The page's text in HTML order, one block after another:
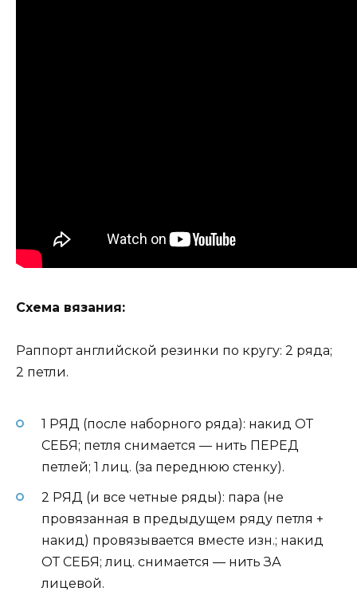
Схема вязания:
Раппорт английской резинки по кругу: 2 ряда;
2 петли.
1 РЯД (после наборного ряда): накид ОТ
СЕБЯ; петля снимается — нить ПЕРЕД
петлей; 1 лиц. (за переднюю стенку).
2 РЯД (и все четные ряды): пара (не
провязанная в предыдущем ряду петля +
накид) провязывается вместе изн.; накид
ОТ СЕБЯ; лиц. снимается — нить ЗА
лицевой.